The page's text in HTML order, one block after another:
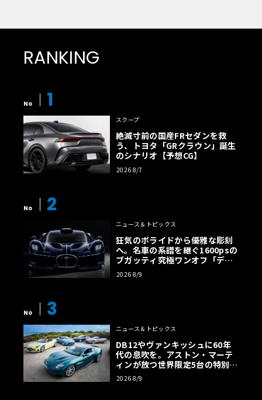
RANKING
No 1
スクープ
絶滅寸前の国産FRセダンを救
う、トヨタ「GRクラウン」誕生
のシナリオ【予想CG】
2026 8/7
No 2
ニュース＆トピックス
狂気のボライドから優雅な彫刻
へ。名車の系譜を継ぐ1600psの
ブガッティ究極ワンオフ「デス
トリエ」
2026 8/9
No 3
ニュース＆トピックス
DB12やヴァンキッシュに60年
代の息吹を。アストン・マーテ
ィンが放つ世界限定5台の特別コ
レクション
2026 8/9